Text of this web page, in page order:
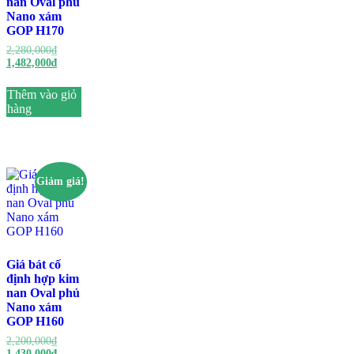
Nano xám
GOP H170
2,280,000₫Giá
gốc
2,280,000₫.
1,482,000₫Giá
tại
là:
Thêm vào giỏ
hàng
Giảm giá!
Giá bát cố
định hợp kim
nan Oval phủ
Nano xám
GOP H160
2,200,000₫Giá